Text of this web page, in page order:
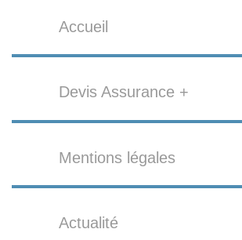
Accueil
Devis Assurance +
Mentions légales
Actualité